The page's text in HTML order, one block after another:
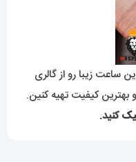
ساعت زیبا رو از گالری
کیفیت تهیه کنین.
کنید.